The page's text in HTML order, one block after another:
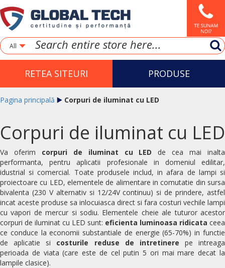
All
RETEA SITEURI PRODUSE
Pagina principală Corpuri de iluminat cu LED
Corpuri de iluminat cu LED
Va oferim corpuri de iluminat cu LED de cea mai inalta
performanta, pentru aplicatii profesionale in domeniul edilitar,
idustrial si comercial. Toate produsele includ, in afara de lampi si
proiectoare cu LED, elementele de alimentare in comutatie din sursa
bivalenta (230 V alternativ si 12/24V continuu) si de prindere, astfel
incat aceste produse sa inlocuiasca direct si fara costuri vechile lampi
cu vapori de mercur si sodiu. Elementele cheie ale tuturor acestor
corpuri de iluminat cu LED sunt: eficienta luminoasa ridicata ceea
ce conduce la economii substantiale de energie (65-70%) in functie
de aplicatie si costurile reduse de intretinere pe intreaga
perioada de viata (care este de cel putin 5 ori mai mare decat la
lampile clasice).